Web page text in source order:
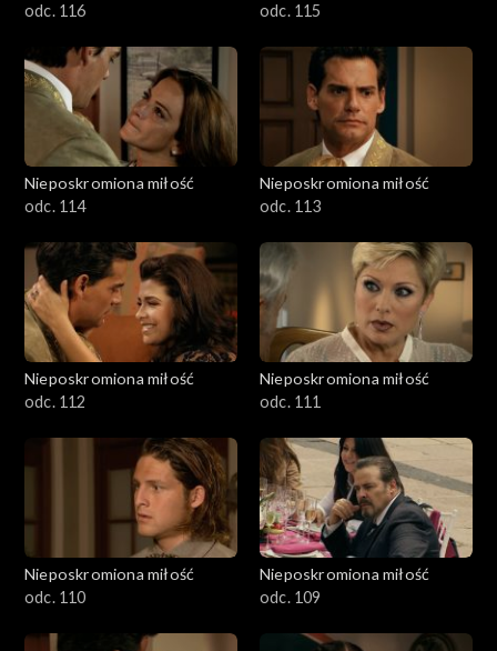
odc. 116
odc. 115
Nieposkromiona miłość
odc. 114
Nieposkromiona miłość
odc. 113
Nieposkromiona miłość
odc. 112
Nieposkromiona miłość
odc. 111
Nieposkromiona miłość
odc. 110
Nieposkromiona miłość
odc. 109